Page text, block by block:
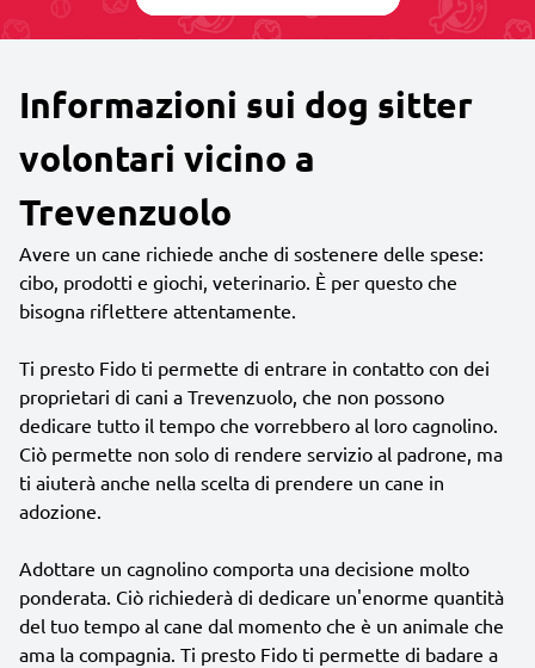
Informazioni sui dog sitter
volontari vicino a
Trevenzuolo
Avere un cane richiede anche di sostenere delle spese:
cibo, prodotti e giochi, veterinario. È per questo che
bisogna riflettere attentamente.
Ti presto Fido ti permette di entrare in contatto con dei
proprietari di cani a Trevenzuolo, che non possono
dedicare tutto il tempo che vorrebbero al loro cagnolino.
Ciò permette non solo di rendere servizio al padrone, ma
ti aiuterà anche nella scelta di prendere un cane in
adozione.
Adottare un cagnolino comporta una decisione molto
ponderata. Ciò richiederà di dedicare un'enorme quantità
del tuo tempo al cane dal momento che è un animale che
ama la compagnia. Ti presto Fido ti permette di badare a